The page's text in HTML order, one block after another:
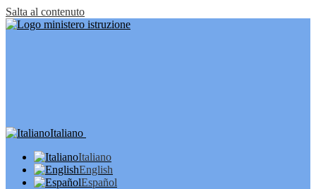
Salta al contenuto
Italiano
Italiano
English
Español